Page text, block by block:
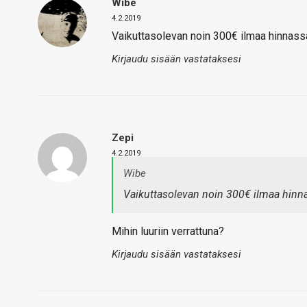
Wibe
4.2.2019
Vaikuttasolevan noin 300€ ilmaa
Kirjaudu sisään vastataksesi
Zepi
4.2.2019
Wibe
Vaikuttasolevan noin 300€ ilmaa
Mihin luuriin verrattuna?
Kirjaudu sisään vastataksesi